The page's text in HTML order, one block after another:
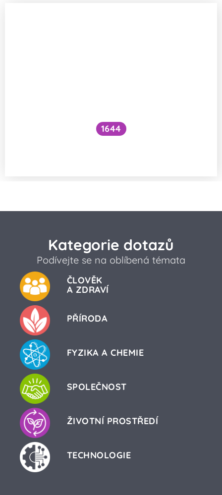
1644
Kategorie dotazů
Podívejte se na oblíbená témata
ČLOVĚK
A ZDRAVÍ
PŘÍRODA
FYZIKA A CHEMIE
SPOLEČNOST
ŽIVOTNÍ PROSTŘEDÍ
TECHNOLOGIE